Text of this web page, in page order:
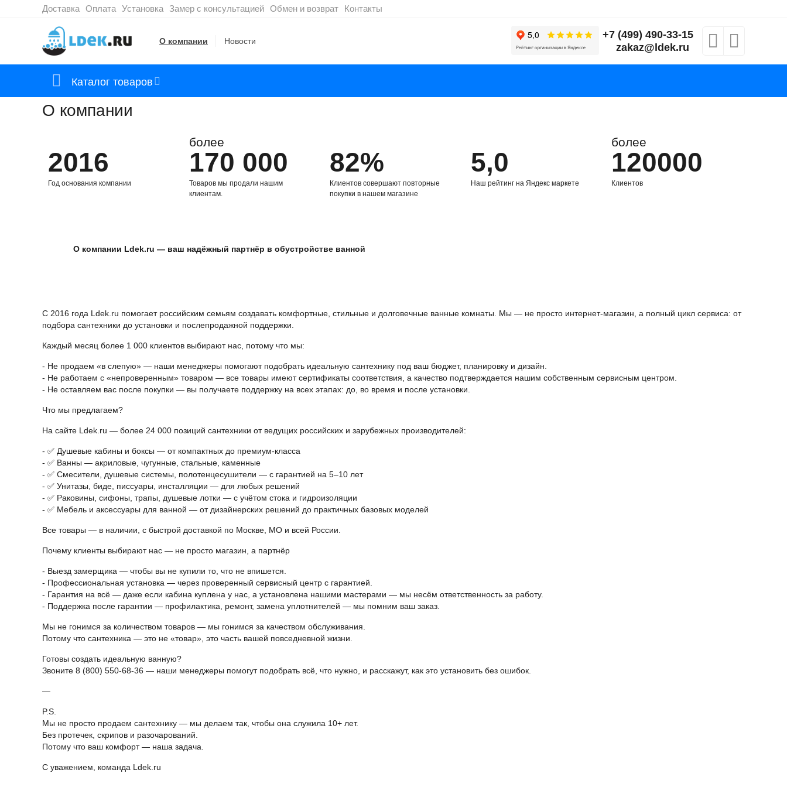
Доставка Оплата Установка Замер с консультацией Обмен и возврат Контакты
О компании Новости
+7 (499) 490-33-15
zakaz@ldek.ru
Каталог товаров
О компании
2016
Год основания компании
более
170 000
Товаров мы продали нашим
клиентам.
82%
Клиентов совершают повторные
покупки в нашем магазине
5,0
Наш рейтинг на Яндекс маркете
более
120000
Клиентов
О компании Ldek.ru — ваш надёжный партнёр в обустройстве ванной
С 2016 года Ldek.ru помогает российским семьям создавать комфортные, стильные и долговечные ванные комнаты. Мы — не просто интернет-магазин, а полный цикл сервиса: от
подбора сантехники до установки и послепродажной поддержки.
Каждый месяц более 1 000 клиентов выбирают нас, потому что мы:
- Не продаем «в слепую» — наши менеджеры помогают подобрать идеальную сантехнику под ваш бюджет, планировку и дизайн.
- Не работаем с «непроверенным» товаром — все товары имеют сертификаты соответствия, а качество подтверждается нашим собственным сервисным центром.
- Не оставляем вас после покупки — вы получаете поддержку на всех этапах: до, во время и после установки.
Что мы предлагаем?
На сайте Ldek.ru — более 24 000 позиций сантехники от ведущих российских и зарубежных производителей:
- ✅ Душевые кабины и боксы — от компактных до премиум-класса
- ✅ Ванны — акриловые, чугунные, стальные, каменные
- ✅ Смесители, душевые системы, полотенцесушители — с гарантией на 5–10 лет
- ✅ Унитазы, биде, писсуары, инсталляции — для любых решений
- ✅ Раковины, сифоны, трапы, душевые лотки — с учётом стока и гидроизоляции
- ✅ Мебель и аксессуары для ванной — от дизайнерских решений до практичных базовых моделей
Все товары — в наличии, с быстрой доставкой по Москве, МО и всей России.
Почему клиенты выбирают нас — не просто магазин, а партнёр
- Выезд замерщика — чтобы вы не купили то, что не впишется.
- Профессиональная установка — через проверенный сервисный центр с гарантией.
- Гарантия на всё — даже если кабина куплена у нас, а установлена нашими мастерами — мы несём ответственность за работу.
- Поддержка после гарантии — профилактика, ремонт, замена уплотнителей — мы помним ваш заказ.
Мы не гонимся за количеством товаров — мы гонимся за качеством обслуживания.
Потому что сантехника — это не «товар», это часть вашей повседневной жизни.
Готовы создать идеальную ванную?
Звоните 8 (800) 550-68-36 — наши менеджеры помогут подобрать всё, что нужно, и расскажут, как это установить без ошибок.
—
P.S.
Мы не просто продаем сантехнику — мы делаем так, чтобы она служила 10+ лет.
Без протечек, скрипов и разочарований.
Потому что ваш комфорт — наша задача.
С уважением, команда Ldek.ru